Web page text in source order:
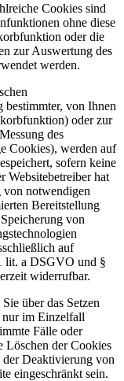
Cookies sind
ohne diese
oder die
zur Auswertung des
werden.
von Ihnen
oder zur
des
Cookies), werden auf
sofern keine
Websitebetreiber hat
von notwendigen
Bereitstellung
von
auf
lit. a DSGVO und §
widerrufbar.
über das Setzen
im Einzelfall
Fälle oder
Löschen der Cookies
Deaktivierung von
eingeschränkt sein.